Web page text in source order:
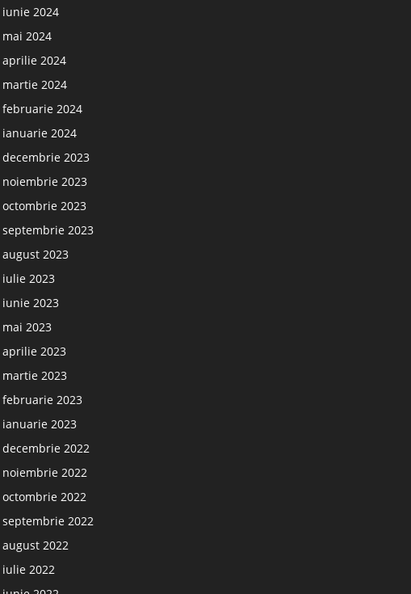
iunie 2024
mai 2024
aprilie 2024
martie 2024
februarie 2024
ianuarie 2024
decembrie 2023
noiembrie 2023
octombrie 2023
septembrie 2023
august 2023
iulie 2023
iunie 2023
mai 2023
aprilie 2023
martie 2023
februarie 2023
ianuarie 2023
decembrie 2022
noiembrie 2022
octombrie 2022
septembrie 2022
august 2022
iulie 2022